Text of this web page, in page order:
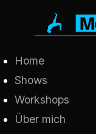
Home
Shows
Workshops
Über mich